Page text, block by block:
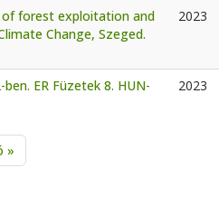
of forest exploitation and
Change, Szeged.
2023
ER Füzetek 8. HUN-
2023
»